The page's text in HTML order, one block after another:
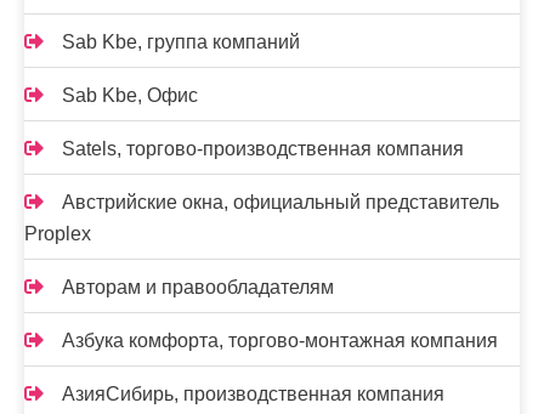
Sab Kbe, группа компаний
Sab Kbe, Офис
Satels, торгово-производственная компания
Австрийские окна, официальный представитель
Proplex
Авторам и правообладателям
Азбука комфорта, торгово-монтажная компания
АзияСибирь, производственная компания